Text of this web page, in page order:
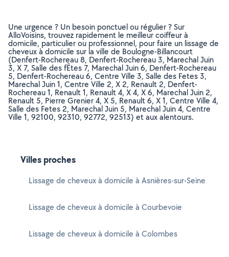
Une urgence ? Un besoin ponctuel ou régulier ? Sur
AlloVoisins, trouvez rapidement le meilleur coiffeur à
domicile, particulier ou professionnel, pour faire un lissage de
cheveux à domicile sur la ville de Boulogne-Billancourt
(Denfert-Rochereau 8, Denfert-Rochereau 3, Marechal Juin
3, X 7, Salle des fÊtes 7, Marechal Juin 6, Denfert-Rochereau
5, Denfert-Rochereau 6, Centre Ville 3, Salle des Fetes 3,
Marechal Juin 1, Centre Ville 2, X 2, Renault 2, Denfert-
Rochereau 1, Renault 1, Renault 4, X 4, X 6, Marechal Juin 2,
Renault 5, Pierre Grenier 4, X 5, Renault 6, X 1, Centre Ville 4,
Salle des Fetes 2, Marechal Juin 5, Marechal Juin 4, Centre
Ville 1, 92100, 92310, 92772, 92513) et aux alentours.
Villes proches
Lissage de cheveux à domicile à Asnières-sur-Seine
Lissage de cheveux à domicile à Courbevoie
Lissage de cheveux à domicile à Colombes